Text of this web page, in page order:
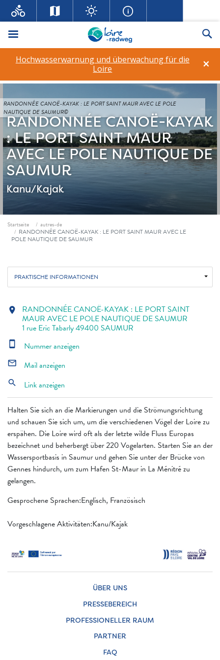
Menü
×
Hochwasserwarnung und überwachung für die
Loire
RANDONNÉE CANOË-KAYAK
: LE PORT SAINT MAUR
AVEC LE POLE NAUTIQUE DE
SAUMUR
Kanu/Kajak
RANDONNÉE CANOË-KAYAK : LE PORT SAINT MAUR AVEC LE POLE
NAUTIQUE DE SAUMUR©
Fil d'ariane
Startseite
autres-de
RANDONNÉE CANOË-KAYAK : LE PORT SAINT MAUR AVEC LE
POLE NAUTIQUE DE SAUMUR
PRAKTISCHE INFORMATIONEN
Halten Sie sich an die Markierungen und die Strömungsrichtung
und schauen Sie sich um, um die verschiedenen Vögel der Loire zu
erspähen. Die Loire wird oft als der letzte wilde Fluss Europas
bezeichnet und beherbergt über 220 Vogelarten. Starten Sie an der
Wassersportbasis in Saumur und gehen Sie unter der Brücke von
Gennes hindurch, um zum Hafen St-Maur in La Ménitré zu
gelangen.
Gesprochene Sprachen:Englisch, Französisch
Vorgeschlagene Aktivitäten:Kanu/Kajak
location_on RANDONNÉE CANOË-KAYAK : LE PORT SAINT
MAUR AVEC LE POLE NAUTIQUE DE SAUMUR
1 rue Eric Tabarly 49400 SAUMUR
smartphone Nummer anzeigen
mail_outline Mail anzeigen
search Link anzeigen
ÜBER UNS
PRESSEBEREICH
PROFESSIONELLER RAUM
PARTNER
FAQ